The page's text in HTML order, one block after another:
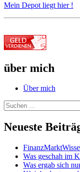
Mein Depot liegt hier !
über mich
Über mich
Suche
nach:
Neueste
Was geschah im
Was ergab sich